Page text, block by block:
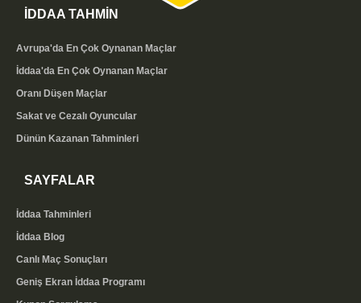
İDDAA TAHMİN
Avrupa'da En Çok Oynanan Maçlar
İddaa'da En Çok Oynanan Maçlar
Oranı Düşen Maçlar
Sakat ve Cezalı Oyuncular
Dünün Kazanan Tahminleri
SAYFALAR
İddaa Tahminleri
İddaa Blog
Canlı Maç Sonuçları
Geniş Ekran İddaa Programı